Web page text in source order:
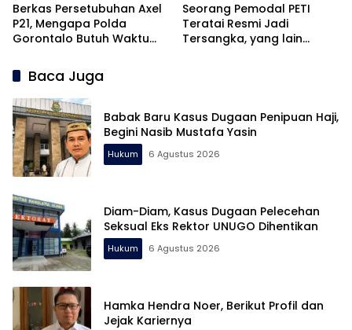
Berkas Persetubuhan Axel
P21, Mengapa Polda
Gorontalo Butuh Waktu
Seorang Pemodal PETI
Teratai Resmi Jadi
Tersangka, yang lain
Baca Juga
Babak Baru Kasus Dugaan Penipuan Haji,
Begini Nasib Mustafa Yasin
Hukum 6 Agustus 2026
Diam-Diam, Kasus Dugaan Pelecehan
Seksual Eks Rektor UNUGO Dihentikan
Hukum 6 Agustus 2026
Hamka Hendra Noer, Berikut Profil dan
Jejak Kariernya